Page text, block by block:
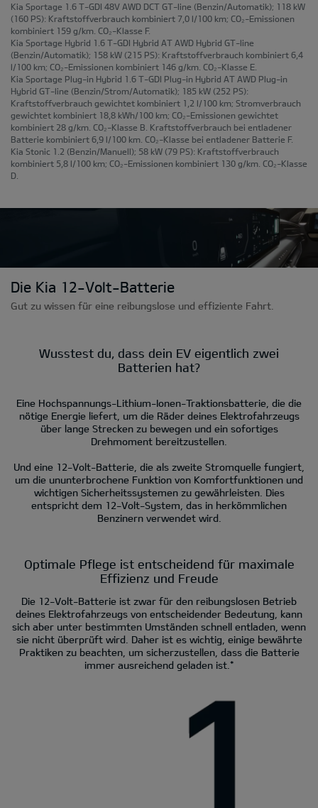
Kia Sportage 1.6 T-GDI 48V AWD DCT GT-line (Benzin/Automatik); 118 kW
(160 PS): Kraftstoffverbrauch kombiniert 7,0 l/100 km; CO₂-Emissionen
kombiniert 159 g/km. CO₂-Klasse F.
Kia Sportage Hybrid 1.6 T-GDI Hybrid AT AWD Hybrid GT-line
(Benzin/Automatik); 158 kW (215 PS): Kraftstoffverbrauch kombiniert 6,4
l/100 km; CO₂-Emissionen kombiniert 146 g/km. CO₂-Klasse E.
Kia Sportage Plug-in Hybrid 1.6 T-GDI Plug-in Hybrid AT AWD Plug-in
Hybrid GT-line (Benzin/Strom/Automatik); 185 kW (252 PS):
Kraftstoffverbrauch gewichtet kombiniert 1,2 l/100 km; Stromverbrauch
gewichtet kombiniert 18,8 kWh/100 km; CO₂-Emissionen gewichtet
kombiniert 28 g/km. CO₂-Klasse B. Kraftstoffverbrauch bei entladener
Batterie kombiniert 6,9 l/100 km. CO₂-Klasse bei entladener Batterie F.
Kia Stonic 1.2 (Benzin/Manuell); 58 kW (79 PS): Kraftstoffverbrauch
kombiniert 5,8 l/100 km; CO₂-Emissionen kombiniert 130 g/km. CO₂-Klasse
D.
Die Kia 12-Volt-Batterie
Gut zu wissen für eine reibungslose und effiziente Fahrt.
Wusstest du, dass dein EV eigentlich zwei
Batterien hat?
Eine Hochspannungs-Lithium-Ionen-Traktionsbatterie, die die
nötige Energie liefert, um die Räder deines Elektrofahrzeugs
über lange Strecken zu bewegen und ein sofortiges
Drehmoment bereitzustellen.
Und eine 12-Volt-Batterie, die als zweite Stromquelle fungiert,
um die ununterbrochene Funktion von Komfortfunktionen und
wichtigen Sicherheitssystemen zu gewährleisten. Dies
entspricht dem 12-Volt-System, das in herkömmlichen
Benzinern verwendet wird.
Optimale Pflege ist entscheidend für maximale
Effizienz und Freude
Die 12-Volt-Batterie ist zwar für den reibungslosen Betrieb
deines Elektrofahrzeugs von entscheidender Bedeutung, kann
sich aber unter bestimmten Umständen schnell entladen, wenn
sie nicht überprüft wird. Daher ist es wichtig, einige bewährte
Praktiken zu beachten, um sicherzustellen, dass die Batterie
immer ausreichend geladen ist.*